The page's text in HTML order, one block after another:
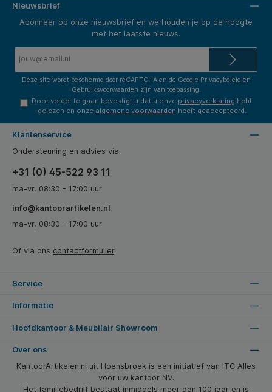
Nieuwsbrief
Abonneer op onze nieuwsbrief en we houden je op de hoogte
met het laatste nieuws.
Deze site wordt beschermd door reCAPTCHA en de Google Privacybeleid en
Gebruiksvoorwaarden zijn van toepassing.
Door verder te gaan bevestigt u dat u onze privacyverklaring hebt
gelezen en onze algemene voorwaarden heeft geaccepteerd.
Klantenservice
Ondersteuning en advies via:
+31 (0) 45-522 93 11
ma-vr, 08:30 - 17:00 uur
info@kantoorartikelen.nl
ma-vr, 08:30 - 17:00 uur
Of via ons contactformulier.
Service
Informatie
Hoofdkantoor & Meubilair Showroom
Over ons
KantoorArtikelen.nl uit Hoensbroek is een initiatief van ITC Alles
voor uw kantoor NV.
Het familiebedrijf bestaat inmiddels meer dan 100 jaar en is